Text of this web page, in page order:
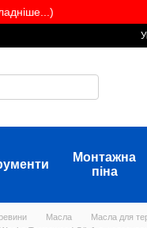
Монтажна
піна
Масла Масла для